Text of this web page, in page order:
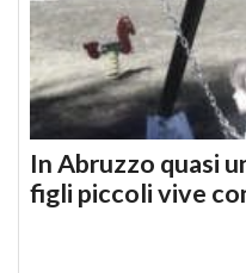
In Abruzzo quasi
figli piccoli vive